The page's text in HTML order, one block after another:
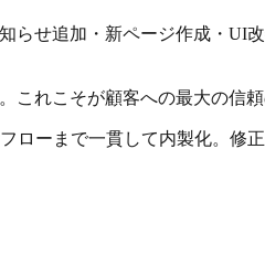
知らせ追加・新ページ作成・UI
れこそが顧客への最大の信頼
ローまで一貫して内製化。修